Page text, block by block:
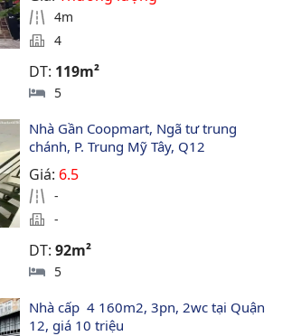
4m
4
DT: 119m²
5
Nhà Gần Coopmart, Ngã tư trung
chánh, P. Trung Mỹ Tây, Q12
Giá: 6.5
-
-
DT:92m²
5
Nhà cấp  4 160m2, 3pn, 2wc tại Quận
12, giá 10 triệu